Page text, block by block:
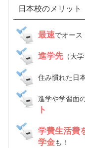
日本校のメリット
最速でオース
進学先（大
住み慣れた日
進学や学習面
ト
学費生活費
学金も！